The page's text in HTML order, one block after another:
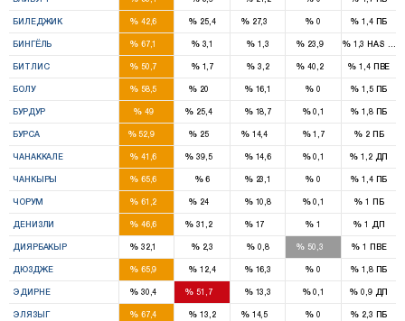
БИЛЕДЖИК %42,6 % 25,4 %27,3 % 0 % 1,4 ПБ
БИНГЁЛЬ %67,1 %3,1 % 1,3 % 23,9 %1,3HAS
БИТЛИС %50,7 %1,7 % 3,2 % 40,2 % 1,4 ПВЕ
БОЛУ %58,5 % 20 %16,1 % 0 % 1,5 ПБ
БУРДУР %49 % 25,4 %18,7 %0,1 % 1,8 ПБ
БУРСА %52,9 % 25 %14,4 %1,7 %2 ПБ
ЧАНАККАЛЕ %41,6 % 39,5 %14,6 %0,1 % 1,2 ДП
ЧАНКЫРЫ %65,6 %6 %23,1 % 0 % 1,4 ПБ
ЧОРУМ %61,2 % 24 %10,8 %0,1 %1 ПБ
ДЕНИЗЛИ %46,6 % 31,2 %17 % 1 %1 ДП
ДИЯРБАКЫР %32,1 %2,3 % 0,8 % 50,3 % 1 ПВЕ
ДЮЗДЖЕ %65,9 % 12,4 %16,3 % 0 % 1,8 ПБ
ЭДИРНЕ %30,4 % 51,7 %13,3 %0,1 % 0,9 ДП
ЭЛЯЗЫГ %67,4 % 13,2 %14,5 % 0 % 2,3 ПБ